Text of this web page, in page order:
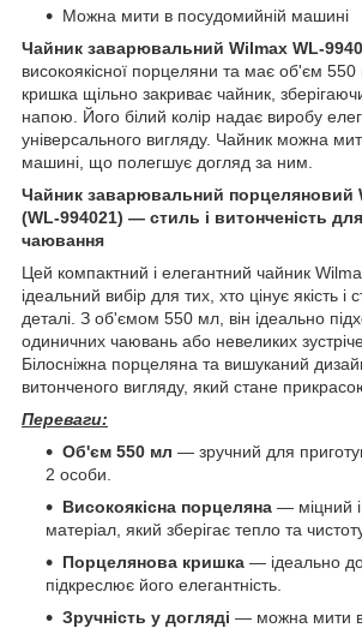
Можна мити в посудомийній машині
Чайник заварювальний Wilmax WL-
високоякісної порцеляни та має об'єм
кришка щільно закриває чайник,
напою. Його білий колір надає виробу
універсального вигляду. Чайник можна
машині, що полегшує догляд за ним.
Чайник заварювальний порцеляновий
(WL-994021) — стиль і витонченість
чаювання
Цей компактний і елегантний чайник
ідеальний вибір для тих, хто цінує якість і
деталі. З об'ємом 550 мл, він ідеально
одиничних чаювань або невеликих
Білосніжна порцеляна та вишуканий
витонченого вигляду, який стане
Переваги:
Об'єм 550 мл — зручний для
2 особи.
Високоякісна порцеляна — міцний і
матеріал, який зберігає тепло та
Порцелянова кришка — ідеально
підкреслює його елегантність.
Зручність у догляді — можна мити в